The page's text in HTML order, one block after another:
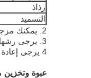
رذاذ
التسميد
2. يمكنك مزجها مع مبيدات الآفات ، مما سيعزز الوظيفة مع بعضها البعض.
3. يرجى رشها في الساعة 10 صباحًا أو 4 مساءً حتى يكون للمصنع أفضل امتصاص.
4 يرجى إعادة الرش إذا هطل المطر في ساعتين.
عبوة وتخزين